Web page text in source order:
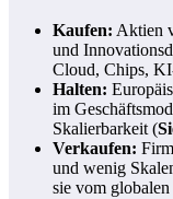
Kaufen: Aktien
und
Cloud, Chips,
Halten:
im
Skalierbarkeit (
Verkaufen:
und wenig
sie vom